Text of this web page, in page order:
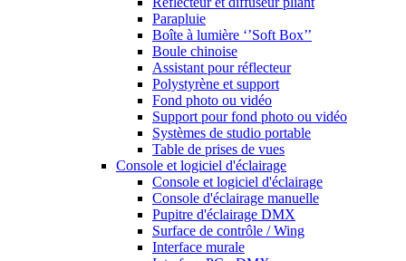
Parapluie
Boîte à lumière ‘’Soft Box’’
Boule chinoise
Assistant pour réflecteur
Polystyrène et support
Fond photo ou vidéo
Support pour fond photo ou vidéo
Systèmes de studio portable
Table de prises de vues
Console et logiciel d'éclairage
Console et logiciel d'éclairage
Console d'éclairage manuelle
Pupitre d'éclairage DMX
Surface de contrôle / Wing
Interface murale